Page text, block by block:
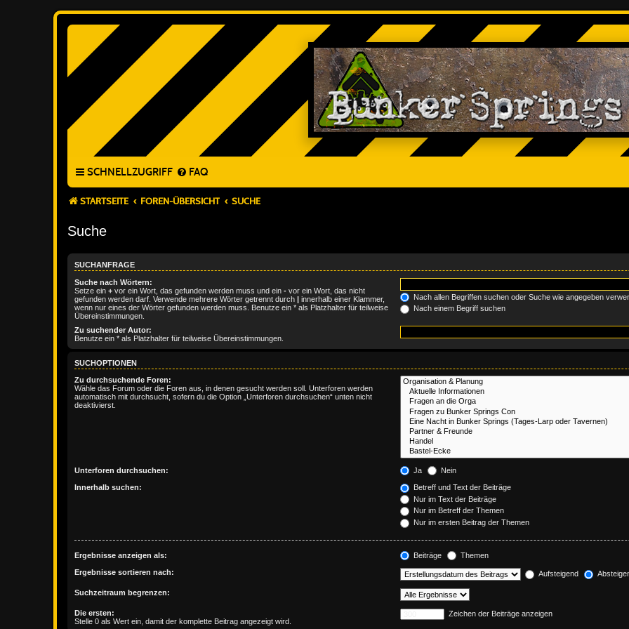
SCHNELLZUGRIFF FAQ
STARTSEITE FOREN-ÜBERSICHT SUCHE
Suche
SUCHANFRAGE
Suche nach Wörtern:
Setze ein + vor ein Wort, das gefunden werden muss und ein - vor ein Wort, das nicht
gefunden werden darf. Verwende mehrere Wörter getrennt durch | innerhalb einer Klammer,
wenn nur eines der Wörter gefunden werden muss. Benutze ein * als Platzhalter für teilweise
Übereinstimmungen.
Nach allen Begriffen suchen oder Suche wie angegeben
Nach einem Begriff suchen
Zu suchender Autor:
Benutze ein * als Platzhalter für teilweise Übereinstimmungen.
SUCHOPTIONEN
Zu durchsuchende Foren:
Wähle das Forum oder die Foren aus, in denen gesucht werden soll. Unterforen werden
automatisch mit durchsucht, sofern du die Option „Unterforen durchsuchen“ unten nicht
deaktivierst.
Unterforen durchsuchen: Ja Nein
Innerhalb suchen:
Betreff und Text der Beiträge
Nur im Text der Beiträge
Nur im Betreff der Themen
Nur im ersten Beitrag der Themen
Ergebnisse anzeigen als: Beiträge Themen
Ergebnisse sortieren nach: Aufsteigend
Suchzeitraum begrenzen:
Die ersten:
Stelle 0 als Wert ein, damit der komplette Beitrag angezeigt wird.
Zeichen der Beiträge anzeigen